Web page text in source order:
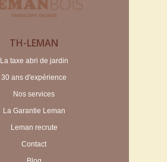
TH-LEMAN
La taxe abri de jardin
30 ans d'expérience
Nos services
La Garantie Leman
Leman recrute
Contact